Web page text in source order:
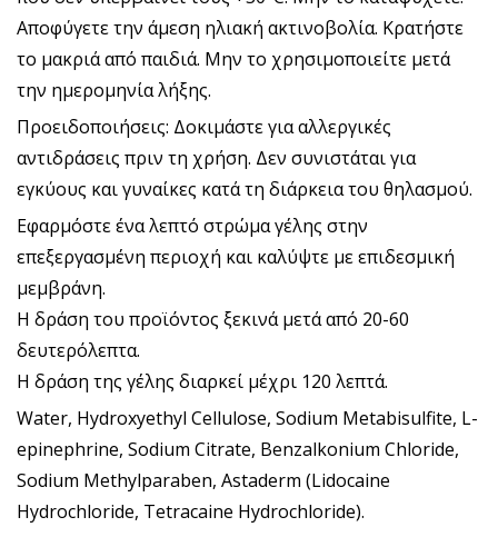
Αποφύγετε την άμεση ηλιακή ακτινοβολία. Κρατήστε
το μακριά από παιδιά. Μην το χρησιμοποιείτε μετά
την ημερομηνία λήξης.
Προειδοποιήσεις: Δοκιμάστε για αλλεργικές
αντιδράσεις πριν τη χρήση. Δεν συνιστάται για
εγκύους και γυναίκες κατά τη διάρκεια του θηλασμού.
Εφαρμόστε ένα λεπτό στρώμα γέλης στην
επεξεργασμένη περιοχή και καλύψτε με επιδεσμική
μεμβράνη.
Η δράση του προϊόντος ξεκινά μετά από 20-60
δευτερόλεπτα.
Η δράση της γέλης διαρκεί μέχρι 120 λεπτά.
Water, Hydroxyethyl Cellulose, Sodium Metabisulfite, L-
epinephrine, Sodium Citrate, Benzalkonium Chloride,
Sodium Methylparaben, Astaderm (Lidocaine
Hydrochloride, Tetracaine Hydrochloride).